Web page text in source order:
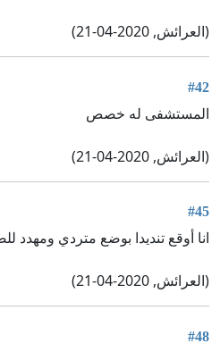
(العرائش, 2020-04-21)
#42
المستشفى له خصص
(العرائش, 2020-04-21)
#45
انا أوقع تنديدا بوضع متردي ومهدد
(العرائش, 2020-04-21)
#48